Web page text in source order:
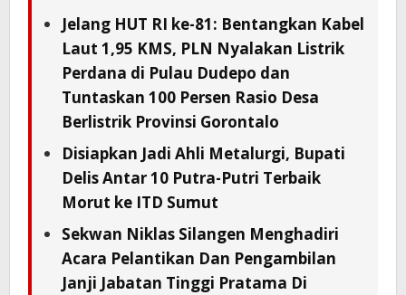
Jelang HUT RI ke-81: Bentangkan Kabel
Laut 1,95 KMS, PLN Nyalakan Listrik
Perdana di Pulau Dudepo dan
Tuntaskan 100 Persen Rasio Desa
Berlistrik Provinsi Gorontalo
Disiapkan Jadi Ahli Metalurgi, Bupati
Delis Antar 10 Putra-Putri Terbaik
Morut ke ITD Sumut
Sekwan Niklas Silangen Menghadiri
Acara Pelantikan Dan Pengambilan
Janji Jabatan Tinggi Pratama Di